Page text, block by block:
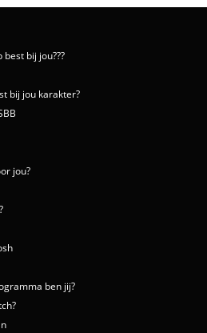
bij jou???
bij jou karakter?
jou?
ben jij?